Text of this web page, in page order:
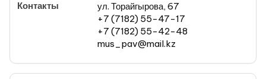
ул. Торайгырова, 67
+7 (7182) 55-47-17
+7 (7182) 55-42-48
mus_pav@mail.kz